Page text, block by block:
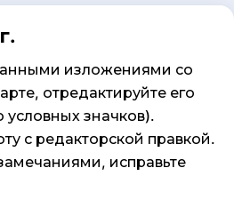
изложениями со
отредактируйте его
значков).
с редакторской правкой.
исправьте